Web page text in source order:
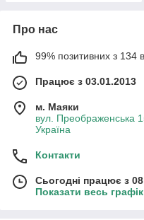
Про нас
99% позитивних з 134
Працює з 03.01.2013
м. Маяки
вул. Преображенська
Україна
Контакти
Сьогодні працює з
Показати весь